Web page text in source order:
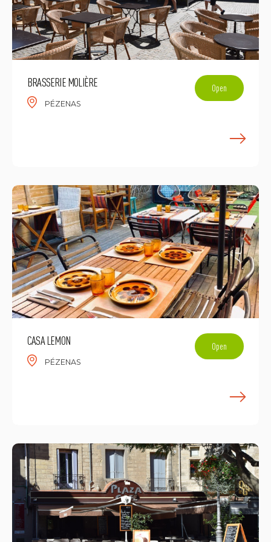
BRASSERIE MOLIÈRE
PÉZENAS
Open
CASA LEMON
PÉZENAS
Open